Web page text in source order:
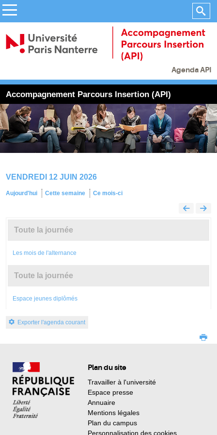
Agenda API
Accompagnement Parcours Insertion (API)
VENDREDI 12 JUIN 2026
Aujourd'hui Cette semaine Ce mois-ci
Toute la journée
Les mois de l'alternance
Toute la journée
Espace jeunes diplômés
Exporter l'agenda courant
Plan du site
Travailler à l'université
Espace presse
Annuaire
Mentions légales
Plan du campus
Personnalisation des cookies